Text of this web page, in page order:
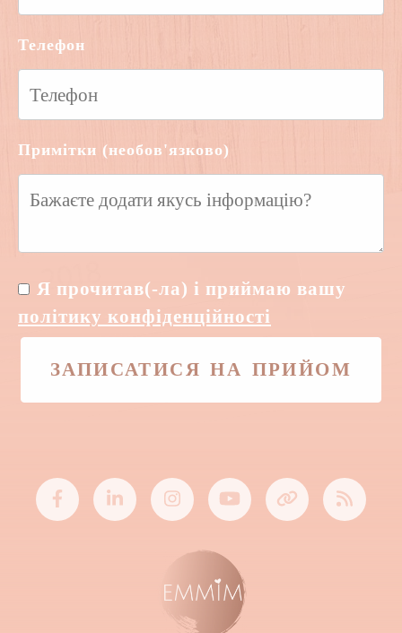
Телефон
Примітки (необов'язково)
Я прочитав(-ла) і приймаю вашу
політику конфіденційності
ЗАПИСАТИСЯ НА ПРИЙОМ